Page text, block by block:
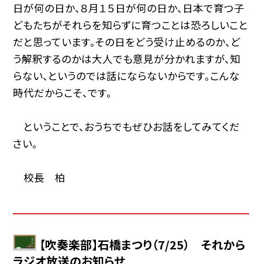
日が何の日か、８月１５日が何の日か、日本で育つ子
どもたちがそれらを知らずに育つことは恐ろしいこと
だと思っています。その日をどう受け止めるのか、ど
う解釈するのかは大人でも意見が分かれますが、知
らない、というのでは話にならないからです。こんな
時代だからこそ、です。
ということで、おうちでもぜひお話をしてみてくだ
さい。
校長 柏
【吹奏楽部】石橋まつり（7/25） それから